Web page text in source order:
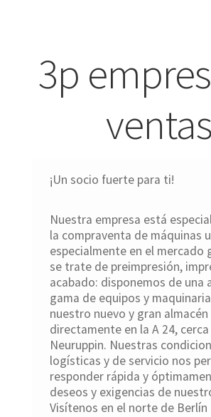
3p
ventas
¡Un socio fuerte para ti!
Nuestra empresa está
la compraventa de máquinas
especialmente en el mercado
se trate de preimpresión,
acabado: disponemos de una
gama de equipos y
nuestro nuevo y gran
directamente en la A 24,
Neuruppin. Nuestras
logísticas y de servicio nos
responder rápida y
deseos y exigencias de
Visítenos en el norte de Berlín